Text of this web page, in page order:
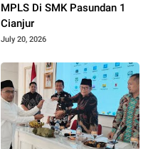
MPLS Di SMK Pasundan 1
Cianjur
July 20, 2026